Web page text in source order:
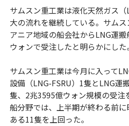
サムスン重工業は液化天然ガス
大の流れを継続している。サム
アニア地域の船会社からLNG運
ウォンで受注したと明らかにした。
サムスン重工業は今月に入って
設備（LNG-FSRU）1隻とLNG運
隻、2兆3595億ウォン規模の受注
船分野では、上半期が終わる前
ある11隻を上回った。